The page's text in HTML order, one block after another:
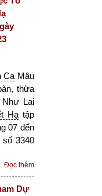
CaMâu
thừa
Như Lai
Hạtập
07 đến
số 3340
Đọc thêm
Dự